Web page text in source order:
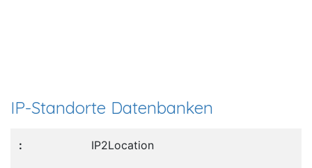
IP-Standorte Datenbanken
IP2Location